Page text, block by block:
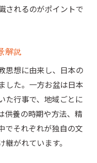
されるのがポイントで
解説
思想に由来し、日本の
した。一方お盆は日本
た行事で、地域ごとに
供養の時期や方法、精
でそれぞれが独自の文
がれています。